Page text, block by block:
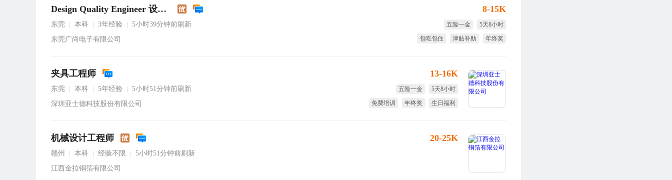
Design Quality Engineer 设计品质工程师
东莞 本科 3年经验
5小时39分钟前刷新
东莞广尚电子有限公司
8-15K
五险一金
5天8小时
包吃包住
津贴补助
年终奖
夹具工程师
东莞 本科 5年经验
5小时51分钟前刷新
深圳亚士德科技股份有限公司
13-16K
五险一金
5天8小时
免费培训
年终奖
生日福利
机械设计工程师
赣州 本科 经验不限
5小时51分钟前刷新
江西金拉铜箔有限公司
20-25K